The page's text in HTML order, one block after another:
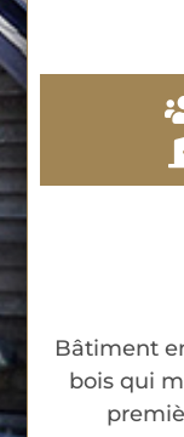
Bâtiment
bois qui